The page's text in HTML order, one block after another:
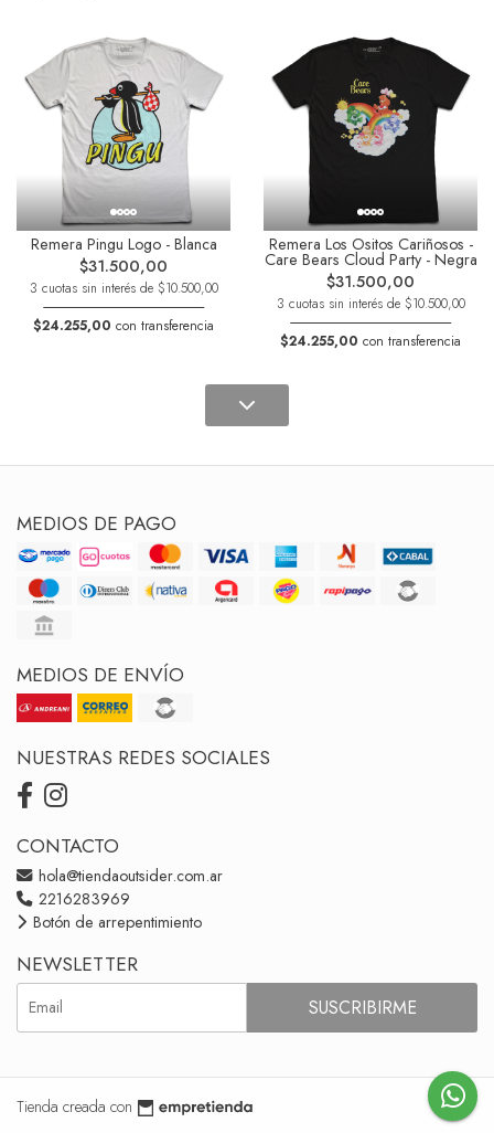
Remera Pingu Logo - Blanca
$31.500,00
3 cuotas sin interés de $10.500,00
$24.255,00 con transferencia
Remera Los Ositos Cariñosos -
Care Bears Cloud Party - Negra
$31.500,00
3 cuotas sin interés de $10.500,00
$24.255,00 con transferencia
MEDIOS DE PAGO
MEDIOS DE ENVÍO
NUESTRAS REDES SOCIALES
CONTACTO
hola@tiendaoutsider.com.ar
2216283969
Botón de arrepentimiento
NEWSLETTER
SUSCRIBIRME
Tienda creada con